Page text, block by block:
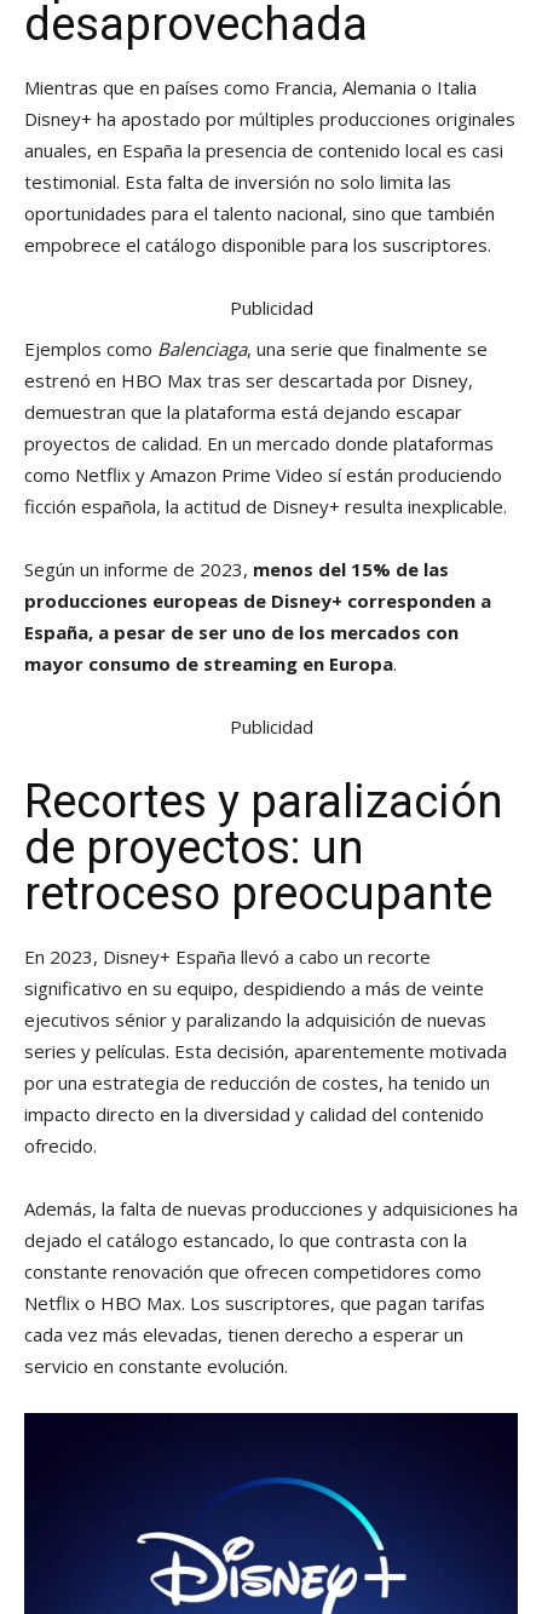
desaprovechada
Mientras que en países como Francia, Alemania o Italia
Disney+ ha apostado por múltiples producciones originales
anuales, en España la presencia de contenido local es casi
testimonial. Esta falta de inversión no solo limita las
oportunidades para el talento nacional, sino que también
empobrece el catálogo disponible para los suscriptores.
Publicidad
Ejemplos como Balenciaga, una serie que finalmente se
estrenó en HBO Max tras ser descartada por Disney,
demuestran que la plataforma está dejando escapar
proyectos de calidad. En un mercado donde plataformas
como Netflix y Amazon Prime Video sí están produciendo
ficción española, la actitud de Disney+ resulta inexplicable.
Según un informe de 2023, menos del 15% de las
producciones europeas de Disney+ corresponden a
España, a pesar de ser uno de los mercados con
mayor consumo de streaming en Europa.
Publicidad
Recortes y paralización
de proyectos: un
retroceso preocupante
En 2023, Disney+ España llevó a cabo un recorte
significativo en su equipo, despidiendo a más de veinte
ejecutivos sénior y paralizando la adquisición de nuevas
series y películas. Esta decisión, aparentemente motivada
por una estrategia de reducción de costes, ha tenido un
impacto directo en la diversidad y calidad del contenido
ofrecido.
Además, la falta de nuevas producciones y adquisiciones ha
dejado el catálogo estancado, lo que contrasta con la
constante renovación que ofrecen competidores como
Netflix o HBO Max. Los suscriptores, que pagan tarifas
cada vez más elevadas, tienen derecho a esperar un
servicio en constante evolución.